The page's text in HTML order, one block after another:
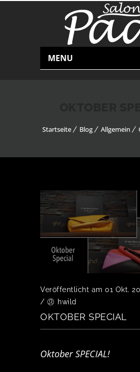
MENU
Startseite Blog Allgemein
Veröffentlicht am 01 Okt.
/
hwild
OKTOBER SPECIAL
Oktober SPECIAL!